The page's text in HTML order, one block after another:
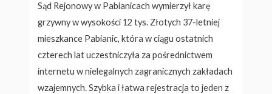
Sąd Rejonowy w Pabianicach wymierzył karę
grzywny w wysokości 12 tys. Złotych 37-letniej
mieszkance Pabianic, która w ciągu ostatnich
czterech lat uczestniczyła za pośrednictwem
internetu w nielegalnych zagranicznych zakładach
wzajemnych. Szybka i łatwa rejestracja to jeden z